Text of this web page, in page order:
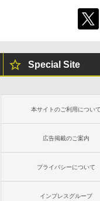
Special Site
本サイトのご利用について
広告掲載のご案内
プライバシーについて
インプレスグループ